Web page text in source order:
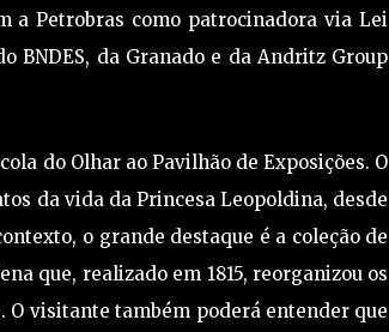
a Petrobras como patrocinadora via Lei
BNDES, da Granado e da Andritz Group
do Olhar ao Pavilhão de Exposições. O
da vida da Princesa Leopoldina, desde
o grande destaque é a coleção de
que, realizado em 1815, reorganizou os
visitante também poderá entender que